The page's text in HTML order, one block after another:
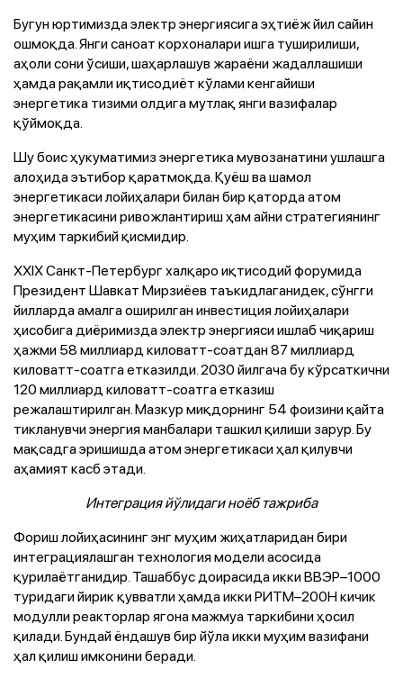
Бугун юртимизда электр энергиясига эҳтиёж йил сайин
ошмоқда. Янги саноат корхоналари ишга туширилиши,
аҳоли сони ўсиши, шаҳарлашув жараёни жадаллашиши
ҳамда рақамли иқтисодиёт кўлами кенгайиши
энергетика тизими олдига мутлақ янги вазифалар
қўймоқда.
Шу боис ҳукуматимиз энергетика мувозанатини ушлашга
алоҳида эътибор қаратмоқда. Қуёш ва шамол
энергетикаси лойиҳалари билан бир қаторда атом
энергетикасини ривожлантириш ҳам айни стратегиянинг
муҳим таркибий қисмидир.
XXIX Санкт-Петербург халқаро иқтисодий форумида
Президент Шавкат Мирзиёев таъкидлаганидек, сўнгги
йилларда амалга оширилган инвестиция лойиҳалари
ҳисобига диёримизда электр энергияси ишлаб чиқариш
ҳажми 58 миллиард киловатт-соатдан 87 миллиард
киловатт-соатга етказилди. 2030 йилгача бу кўрсаткични
120 миллиард киловатт-соатга етказиш
режалаштирилган. Мазкур миқдорнинг 54 фоизини қайта
тикланувчи энергия манбалари ташкил қилиши зарур. Бу
мақсадга эришишда атом энергетикаси ҳал қилувчи
аҳамият касб этади.
Интеграция йўлидаги ноёб тажриба
Фориш лойиҳасининг энг муҳим жиҳатларидан бири
интеграциялашган технология модели асосида
қурилаётганидир. Ташаббус доирасида икки ВВЭР–1000
туридаги йирик қувватли ҳамда икки РИТМ–200Н кичик
модулли реакторлар ягона мажмуа таркибини ҳосил
қилади. Бундай ёндашув бир йўла икки муҳим вазифани
ҳал қилиш имконини беради.